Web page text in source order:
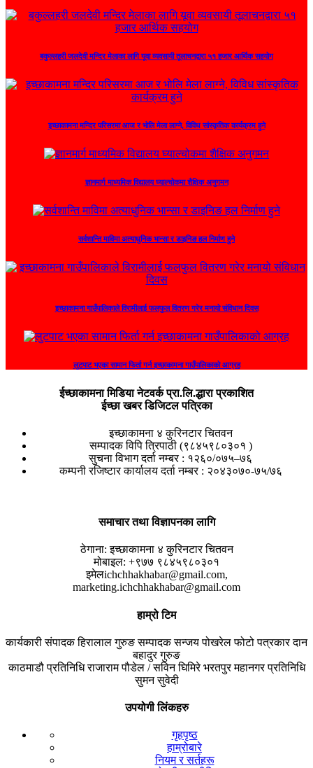
बकुल्लहरी जलदेवी मन्दिर मेलाका लागि यूवा व्यवसायी तूलाचनद्वारा ५१ हजार आर्थिक सहयोग
इच्छाकामना मन्दिर परिसरमा आज र भोलि मेला लाग्ने, विविध सांस्कृतिक कार्यक्रम हुने
ज्ञानमार्ग माध्यमिक विद्यालय घ्याल्चोकमा शैक्षिक अनुगमन
सर्वशान्ति माविमा अत्याधुनिक भान्सा र डाइनिङ हल निर्माण हुने
इच्छाकामना गाउँपालिकाले विरामीलाई फलफुल वितरण गरेर मनायो संविधान दिवस
लुटपाट भएका सामान फिर्ता गर्न इच्छाकामना गाउँपालिकाको आग्रह
ईच्छाकामना मिडिया नेटवर्क प्रा.लि.द्धारा प्रकाशित
ईच्छा खबर डिजिटल पत्रिका
इच्छाकामना ४ कुरिनटार चितवन
सम्पादक विपि त्रिपाठी (९८४५९८०३०१ )
सुचना विभाग दर्ता नम्बर : १२६०/०७५–७६
कम्पनी रजिष्टार कार्यालय दर्ता नम्बर : २०४३०७०-७५/७६
समाचार तथा विज्ञापनका लागि
ठेगाना: इच्छाकामना ४ कुरिनटार चितवन
मोबाइल: +९७७ ९८४५९८०३०१
इमेलichchhakhabar@gmail.com,
marketing.ichchhakhabar@gmail.com
हाम्रो टिम
कार्यकारी संपादकहिरालाल गुरुङसम्पादकसन्जय पोखरेलफोटो पत्रकारदान
बहादुर गुरुङ
काठमाडौ प्रतिनिधिराजाराम पौडेल / सविन घिमिरेभरतपुर महानगर प्रतिनिधि
सुमन सुवेदी
उपयोगी लिंकहरु
गृहपृष्ठ
हाम्रोबारे
नियम र सर्तहरू